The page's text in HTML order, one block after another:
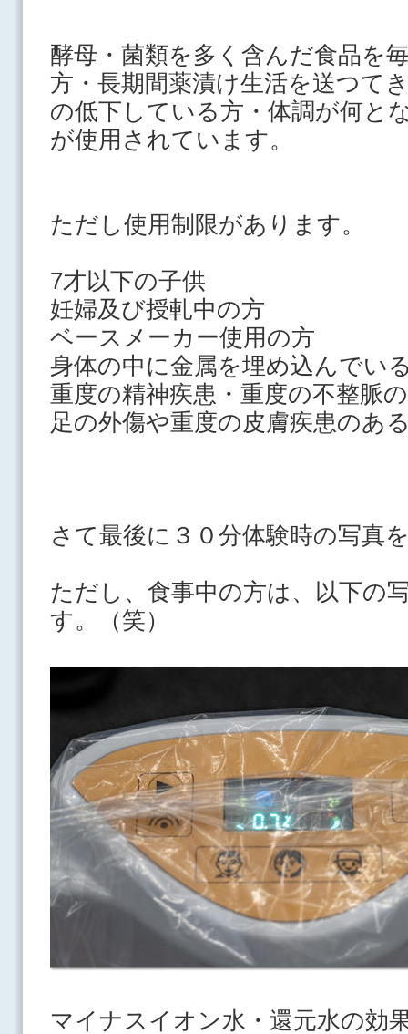
酵母・菌類を多く含んだ食品を
方・長期間薬漬け生活を送つて
の低下している方・体調が何と
が使用されています。
ただし使用制限があります。
7才以下の子供
妊婦及び授軋中の方
ベースメーカー使用の方
身体の中に金属を埋め込んでい
重度の精神疾患・重度の不整脈
足の外傷や重度の皮膚疾患のあ
さて最後に３０分体験時の写真
ただし、食事中の方は、以下の
す。（笑）
マイナスイオン水・還元水の効